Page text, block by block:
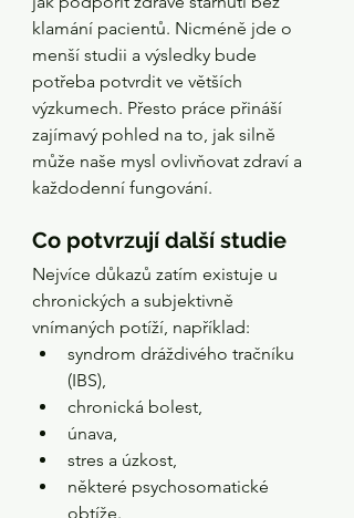
klamání pacientů. Nicméně jde o
menší studii a výsledky bude
potřeba potvrdit ve větších
výzkumech. Přesto práce přináší
zajímavý pohled na to, jak silně
může naše mysl ovlivňovat zdraví a
každodenní fungování.
Co potvrzují další studie
Nejvíce důkazů zatím existuje u
chronických a subjektivně
vnímaných potíží, například:
syndrom dráždivého tračníku
(IBS),
chronická bolest,
únava,
stres a úzkost,
některé psychosomatické
obtíže.